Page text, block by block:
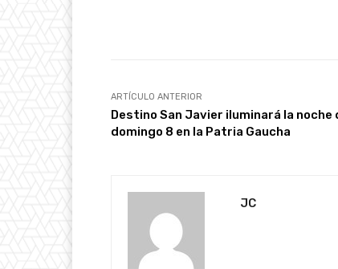
ARTÍCULO ANTERIOR
Destino San Javier iluminará la noche
domingo 8 en la Patria Gaucha
JC